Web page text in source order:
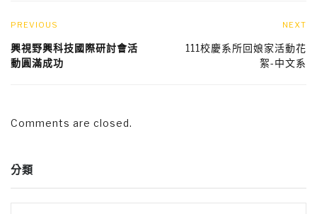
PREVIOUS
興視野興科技國際研討會活
動圓滿成功
NEXT
111校慶系所回娘家活動花
絮-中文系
Comments are closed.
分類